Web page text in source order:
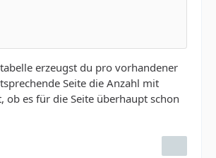
erzeugst du pro vorhandener
Seite die Anzahl mit
es für die Seite überhaupt schon